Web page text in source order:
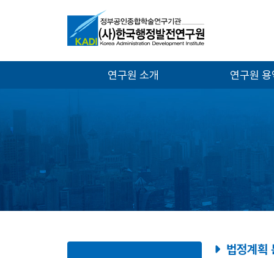
연구원 소개 연구원
법정계획